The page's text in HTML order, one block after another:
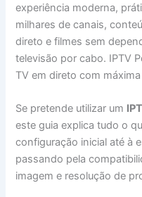
experiência moderna,
milhares de canais,
direto e filmes sem
televisão por cabo. IPTV
TV em direto com
Se pretende utilizar um
este guia explica tudo o
configuração inicial até à
passando pela
imagem e resolução de